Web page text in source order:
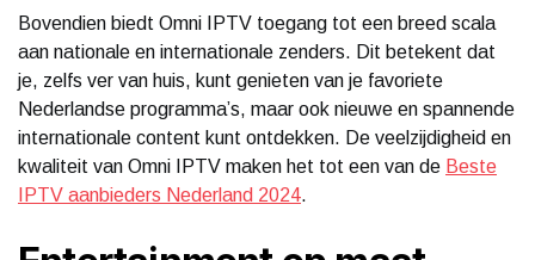
Bovendien biedt Omni IPTV toegang tot een breed scala
aan nationale en internationale zenders. Dit betekent dat
je, zelfs ver van huis, kunt genieten van je favoriete
Nederlandse programma’s, maar ook nieuwe en spannende
internationale content kunt ontdekken. De veelzijdigheid en
kwaliteit van Omni IPTV maken het tot een van de Beste
IPTV aanbieders Nederland 2024.